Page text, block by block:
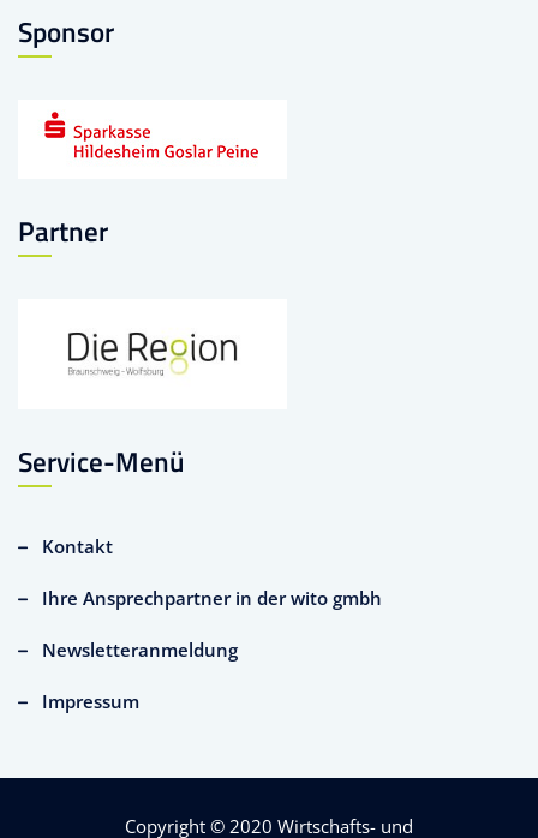
Sponsor
Partner
Service-Menü
Kontakt
Ihre Ansprechpartner in der wito gmbh
Newsletteranmeldung
Impressum
Copyright © 2020 Wirtschafts- und